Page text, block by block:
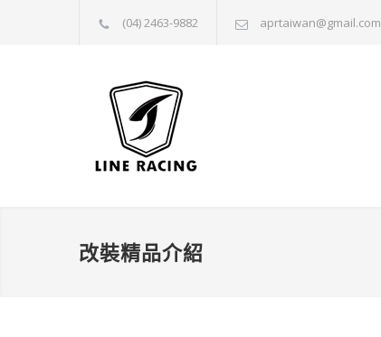
(04) 2463-9882 aprtaiwan@gmail.com
改裝精品介紹